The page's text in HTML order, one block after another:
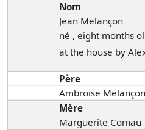
Nom
Jean Melançon
né , eight months
at the house by
Père
Ambroise Melançon
Mère
Marguerite Comau